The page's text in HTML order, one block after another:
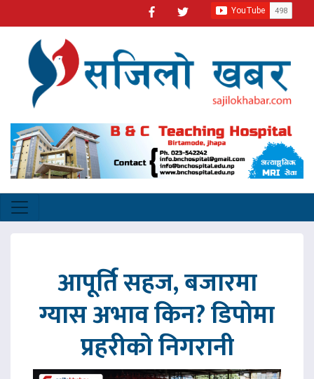
आपूर्ति सहज, बजारमा
ग्यास अभाव किन? डिपोमा
प्रहरीको निगरानी